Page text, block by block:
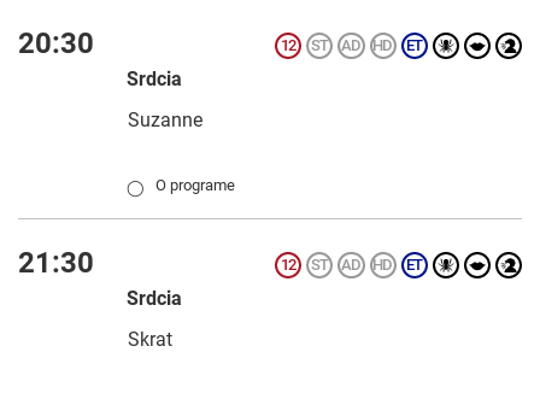
20:30
Srdcia
Suzanne
◯ O programe
21:30
Srdcia
Skrat